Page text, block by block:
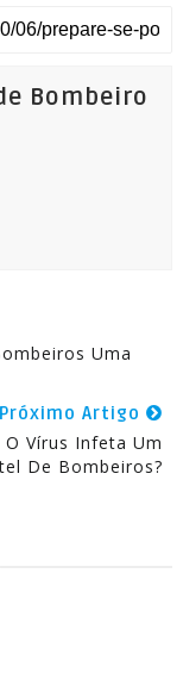
Bombeiro
Uma
Próximo Artigo
Vírus Infeta Um
De Bombeiros?